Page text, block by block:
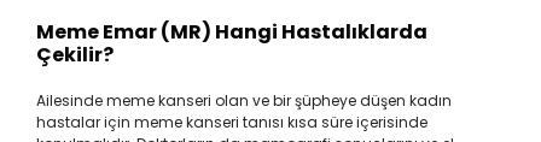
Meme Emar (MR) Hangi Hastalıklarda
Çekilir?
Ailesinde meme kanseri olan ve bir şüpheye düşen kadın
hastalar için meme kanseri tanısı kısa süre içerisinde